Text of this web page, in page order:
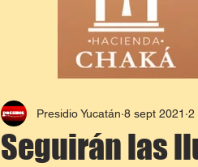
Seguirán las
Presidio Yucatán 8 sept 2021 2